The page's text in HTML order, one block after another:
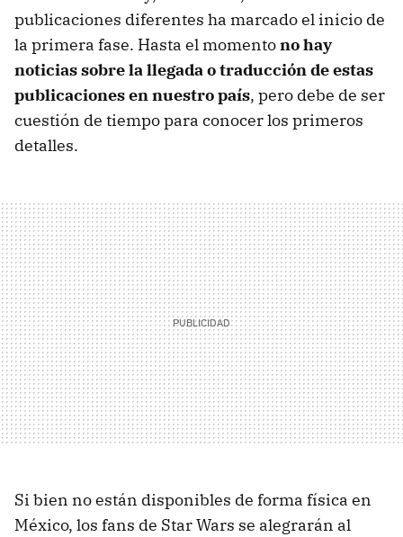
publicaciones diferentes ha marcado el inicio de
la primera fase. Hasta el momentono hay
noticias sobre la llegada o traducción de estas
publicaciones en nuestro país, pero debe de ser
cuestión de tiempo para conocer los primeros
detalles.
Si bien no están disponibles de forma física en
México, los fans de Star Wars se alegrarán al